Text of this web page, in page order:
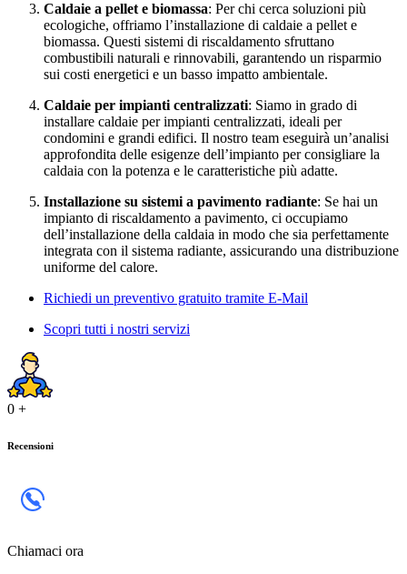
Caldaie a pellet e biomassa: Per chi cerca soluzioni più
ecologiche, offriamo l’installazione di caldaie a pellet e
biomassa. Questi sistemi di riscaldamento sfruttano
combustibili naturali e rinnovabili, garantendo un risparmio
sui costi energetici e un basso impatto ambientale.
Caldaie per impianti centralizzati: Siamo in grado di
installare caldaie per impianti centralizzati, ideali per
condomini e grandi edifici. Il nostro team eseguirà un’analisi
approfondita delle esigenze dell’impianto per consigliare la
caldaia con la potenza e le caratteristiche più adatte.
Installazione su sistemi a pavimento radiante: Se hai un
impianto di riscaldamento a pavimento, ci occupiamo
dell’installazione della caldaia in modo che sia perfettamente
integrata con il sistema radiante, assicurando una distribuzione
uniforme del calore.
Richiedi un preventivo gratuito tramite E-Mail
Scopri tutti i nostri servizi
0 +
Recensioni
Chiamaci ora